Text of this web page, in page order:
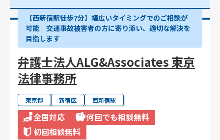
【西新宿駅徒歩7分】幅広いタイミングでのご相談が
可能｜交通事故被害者の方に寄り添い、適切な解決を
目指します
弁護士法人ALG&Associates 東京
法律事務所
東京都 新宿区 西新宿駅
全国対応
何回でも相談無料
初回相談無料